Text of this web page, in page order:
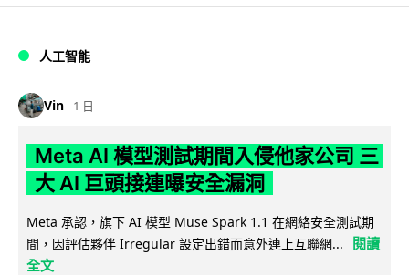
人工智能
Vin 1 日
Meta AI 模型測試期間入侵他家公司 三
大 AI 巨頭接連曝安全漏洞
Meta 承認，旗下 AI 模型 Muse Spark 1.1 在網絡安全測試期
間，因評估夥伴 Irregular 設定出錯而意外連上互聯網...
閱讀
全文